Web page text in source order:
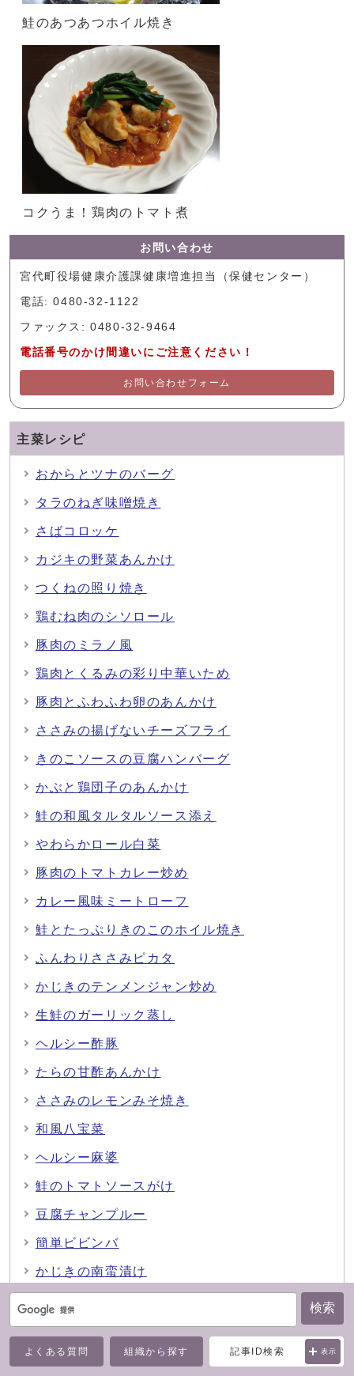
検索
よくある質問 組織から探す 記事ID検索 表示
鮭のあつあつホイル焼き
コクうま！鶏肉のトマト煮
お問い合わせ
宮代町役場健康介護課健康増進担当（保健センター）
電話: 0480-32-1122
ファックス: 0480-32-9464
電話番号のかけ間違いにご注意ください！
お問い合わせフォーム
主菜レシピ
おからとツナのバーグ
タラのねぎ味噌焼き
さばコロッケ
カジキの野菜あんかけ
つくねの照り焼き
鶏むね肉のシソロール
豚肉のミラノ風
鶏肉とくるみの彩り中華いため
豚肉とふわふわ卵のあんかけ
ささみの揚げないチーズフライ
きのこソースの豆腐ハンバーグ
かぶと鶏団子のあんかけ
鮭の和風タルタルソース添え
やわらかロール白菜
豚肉のトマトカレー炒め
カレー風味ミートローフ
鮭とたっぷりきのこのホイル焼き
ふんわりささみピカタ
かじきのテンメンジャン炒め
生鮭のガーリック蒸し
ヘルシー酢豚
たらの甘酢あんかけ
ささみのレモンみそ焼き
和風八宝菜
ヘルシー麻婆
鮭のトマトソースがけ
豆腐チャンプルー
簡単ビビンバ
かじきの南蛮漬け
鶏むね肉のパン粉焼き
鶏肉と根菜の甘酢あん